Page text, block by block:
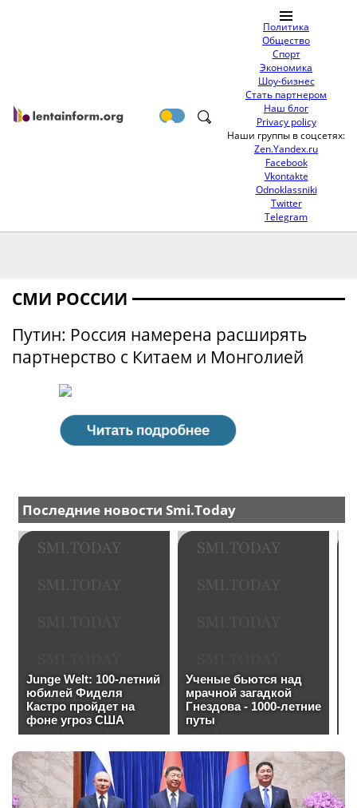
Политика
Общество
Спорт
Экономика
Шоу-бизнес
Стать партнером
Наш блог
Privacy policy
Наши группы в соцсетях:
Zen.Yandex.ru
Facebook
Vkontakte
Odnoklassniki
Twitter
Telegram
СМИ РОССИИ
Путин: Россия намерена расширять
партнерство с Китаем и Монголией